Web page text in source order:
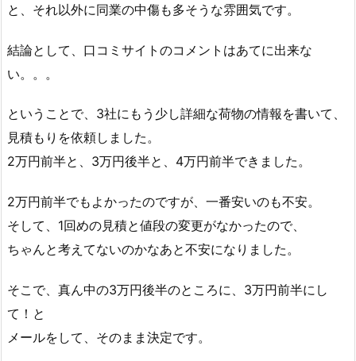
と、それ以外に同業の中傷も多そうな雰囲気です。
結論として、口コミサイトのコメントはあてに出来な
い。。。
ということで、3社にもう少し詳細な荷物の情報を書いて、
見積もりを依頼しました。
2万円前半と、3万円後半と、4万円前半できました。
2万円前半でもよかったのですが、一番安いのも不安。
そして、1回めの見積と値段の変更がなかったので、
ちゃんと考えてないのかなあと不安になりました。
そこで、真ん中の3万円後半のところに、3万円前半にし
て！と
メールをして、そのまま決定です。